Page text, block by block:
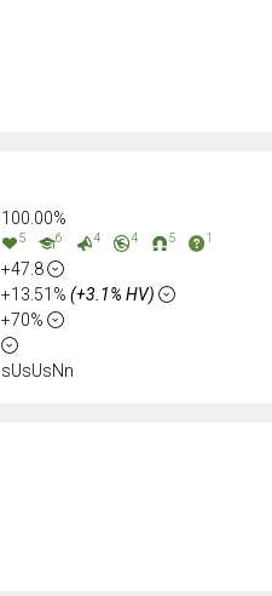
100.00%
5 6 4 4 5 1
+47.8
+13.51% (+3.1% HV)
+70%
sUsUsNn